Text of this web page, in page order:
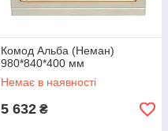
Комод Альба (Неман)
980*840*400 мм
Немає в наявності
5 632 ₴